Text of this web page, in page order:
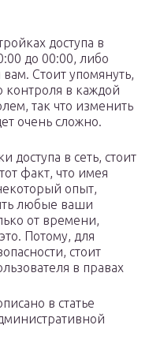
доступа в
до 00:00, либо
Стоит упомянуть,
контроля в каждой
так что изменить
очень сложно.
доступа в сеть, стоит
факт, что имея
опыт,
любые ваши
от времени,
Потому, для
стоит
в правах
в статье